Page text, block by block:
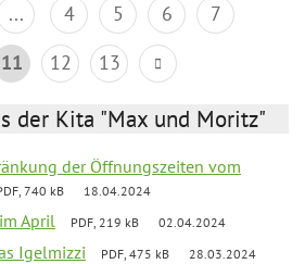
... 4 5 6
7
11 12 13
der Kita "Max und Moritz"
der Öffnungszeiten vom
740 kB 18.04.2024
April PDF, 219 kB 02.04.2024
Igelmizzi PDF, 475 kB 28.03.2024